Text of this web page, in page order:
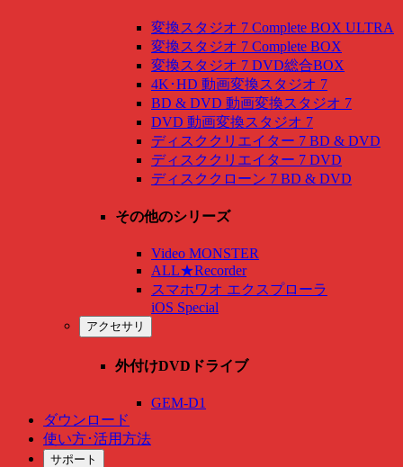
変換スタジオ 7 Complete BOX ULTRA
変換スタジオ 7 Complete BOX
変換スタジオ 7 DVD総合BOX
4K･HD 動画変換スタジオ 7
BD & DVD 動画変換スタジオ 7
DVD 動画変換スタジオ 7
ディスククリエイター 7 BD & DVD
ディスククリエイター 7 DVD
ディスククローン 7 BD & DVD
その他のシリーズ
Video MONSTER
ALL★Recorder
スマホワオ エクスプローラ
iOS Special
アクセサリ
外付けDVDドライブ
GEM-D1
ダウンロード
使い方･活用方法
サポート